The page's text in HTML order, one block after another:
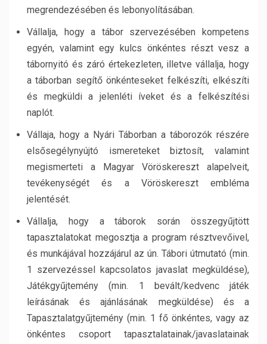
megrendezésében és lebonyolításában.
Vállalja, hogy a tábor szervezésében kompetens
egyén, valamint egy kulcs önkéntes részt vesz a
tábornyitó és záró értekezleten, illetve vállalja, hogy
a táborban segítő önkénteseket felkészíti, elkészíti
és megküldi a jelenléti íveket és a felkészítési
naplót.
Vállaja, hogy a Nyári Táborban a táborozók részére
elsősegélynyújtó ismereteket biztosít, valamint
megismerteti a Magyar Vöröskereszt alapelveit,
tevékenységét és a Vöröskereszt embléma
jelentését.
Vállalja, hogy a táborok során összegyűjtött
tapasztalatokat megosztja a program résztvevőivel,
és munkájával hozzájárul az ún. Tábori útmutató (min.
1 szervezéssel kapcsolatos javaslat megküldése),
Játékgyűjtemény (min. 1 bevált/kedvenc játék
leírásának és ajánlásának megküldése) és a
Tapasztalatgyűjtemény (min. 1 fő önkéntes, vagy az
önkéntes csoport tapasztalatainak/javaslatainak